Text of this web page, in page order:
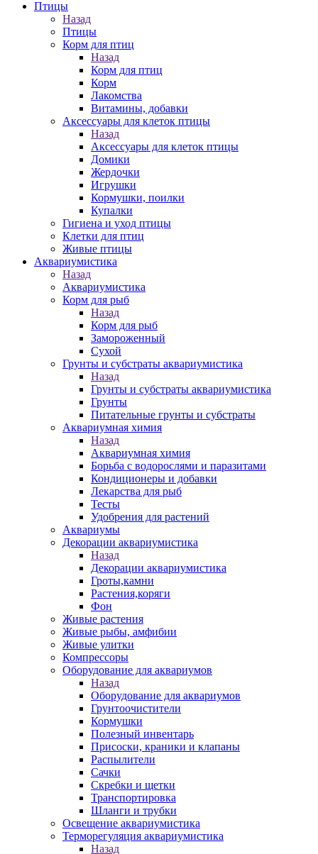
Птицы
Назад
Птицы
Корм для птиц
Назад
Корм для птиц
Корм
Лакомства
Витамины, добавки
Аксессуары для клеток птицы
Назад
Аксессуары для клеток птицы
Домики
Жердочки
Игрушки
Кормушки, поилки
Купалки
Гигиена и уход птицы
Клетки для птиц
Живые птицы
Аквариумистика
Назад
Аквариумистика
Корм для рыб
Назад
Корм для рыб
Замороженный
Сухой
Грунты и субстраты аквариумистика
Назад
Грунты и субстраты аквариумистика
Грунты
Питательные грунты и субстраты
Аквариумная химия
Назад
Аквариумная химия
Борьба с водорослями и паразитами
Кондиционеры и добавки
Лекарства для рыб
Тесты
Удобрения для растений
Аквариумы
Декорации аквариумистика
Назад
Декорации аквариумистика
Гроты,камни
Растения,коряги
Фон
Живые растения
Живые рыбы, амфибии
Живые улитки
Компрессоры
Оборудование для аквариумов
Назад
Оборудование для аквариумов
Грунтоочистители
Кормушки
Полезный инвентарь
Присоски, краники и клапаны
Распылители
Сачки
Скребки и щетки
Транспортировка
Шланги и трубки
Освещение аквариумистика
Терморегуляция аквариумистика
Назад